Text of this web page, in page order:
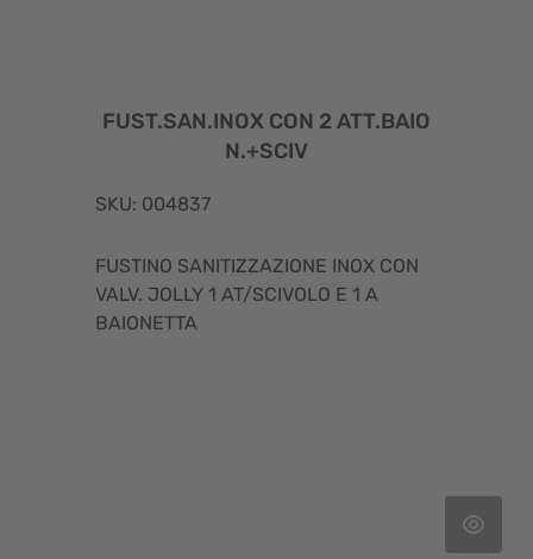
FUST.SAN.INOX CON 2 ATT.BAIO
N.+SCIV
SKU: 004837
FUSTINO SANITIZZAZIONE INOX CON
VALV. JOLLY 1 AT/SCIVOLO E 1 A
BAIONETTA